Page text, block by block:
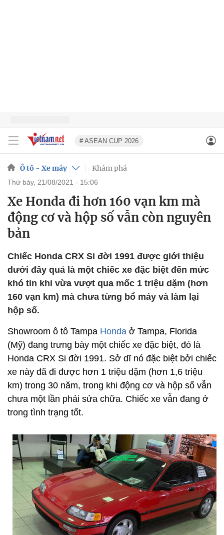
# ASEAN CUP 2026
Ô tô - Xe máy Khám phá
thứ bảy, 21/08/2021 - 15:06
Xe Honda đi hơn 160 vạn km mà
động cơ và hộp số vẫn còn nguyên
bản
Chiếc Honda CRX Si đời 1991 được giới thiệu
dưới đây quả là một chiếc xe đặc biệt đến mức
khó tin khi vừa vượt qua mốc 1 triệu dặm (hơn
160 vạn km) mà chưa từng bổ máy và làm lại
hộp số.
Showroom ô tô Tampa Honda ở Tampa, Florida
(Mỹ) đang trưng bày một chiếc xe đặc biệt, đó là
Honda CRX Si đời 1991. Sở dĩ nó đặc biệt bởi chiếc
xe này đã đi được hơn 1 triệu dặm (hơn 1,6 triệu
km) trong 30 năm, trong khi động cơ và hộp số vẫn
chưa một lần phải sửa chữa. Chiếc xe vẫn đang ở
trong tình trạng tốt.